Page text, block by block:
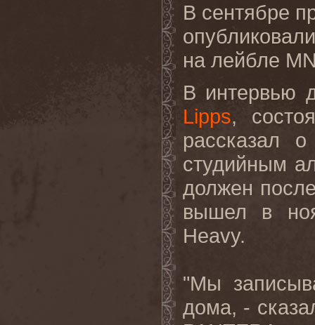
В сентябре
на лейбле
В интервью
Lipps,
рассказал
студийным
должен
вышел в
Heavy.
"Мы
дома, -